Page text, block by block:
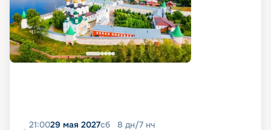
21:0029 мая 2027сб 8 дн/7 нч